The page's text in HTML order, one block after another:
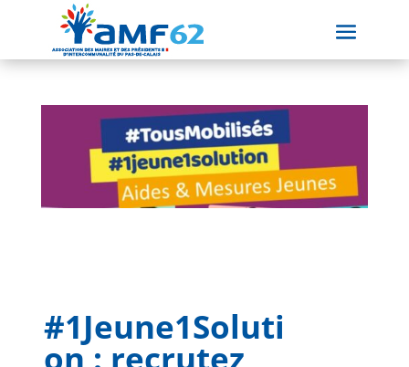
#1Jeune1Soluti
on : recrutez